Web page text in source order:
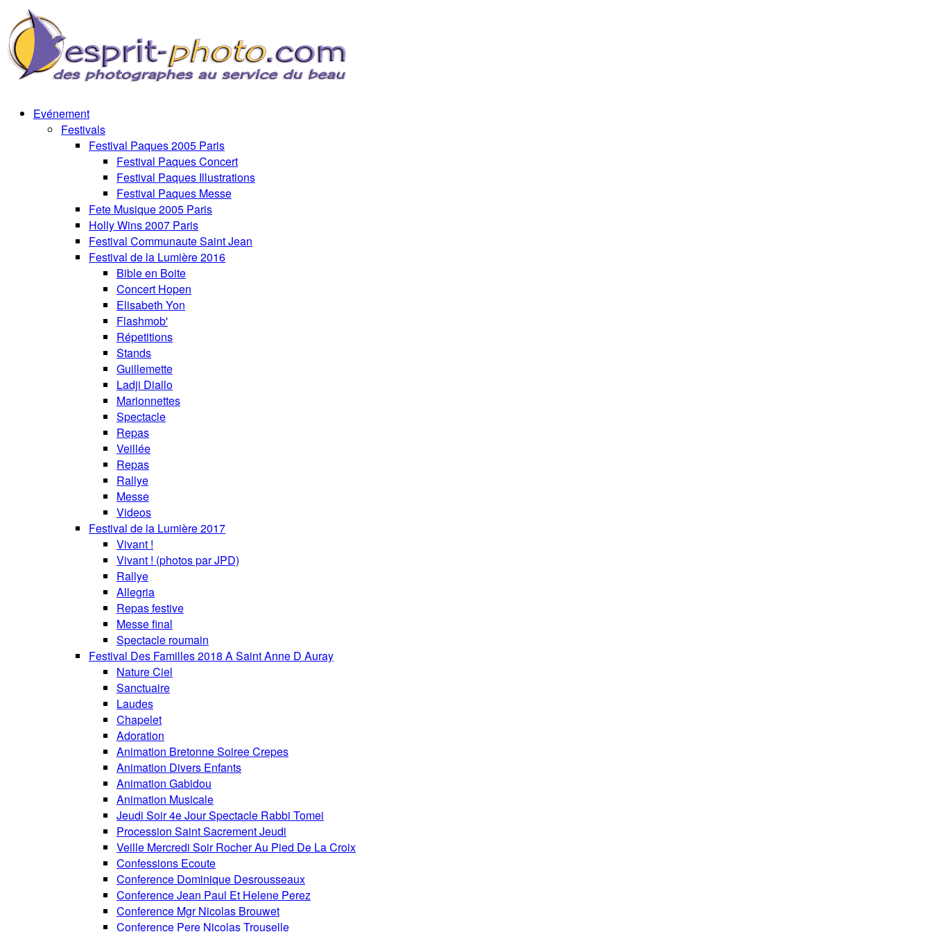
Evénement
Festivals
Festival Paques 2005 Paris
Festival Paques Concert
Festival Paques Illustrations
Festival Paques Messe
Fete Musique 2005 Paris
Holly Wins 2007 Paris
Festival Communaute Saint Jean
Festival de la Lumière 2016
Bible en Boite
Concert Hopen
Elisabeth Yon
Flashmob'
Répetitions
Stands
Guillemette
Ladji Diallo
Marionnettes
Spectacle
Repas
Veillée
Repas
Rallye
Messe
Videos
Festival de la Lumière 2017
Vivant !
Vivant ! (photos par JPD)
Rallye
Allegria
Repas festive
Messe final
Spectacle roumain
Festival Des Familles 2018 A Saint Anne D Auray
Nature Ciel
Sanctuaire
Laudes
Chapelet
Adoration
Animation Bretonne Soiree Crepes
Animation Divers Enfants
Animation Gabidou
Animation Musicale
Jeudi Soir 4e Jour Spectacle Rabbi Tomei
Procession Saint Sacrement Jeudi
Veille Mercredi Soir Rocher Au Pied De La Croix
Confessions Ecoute
Conference Dominique Desrousseaux
Conference Jean Paul Et Helene Perez
Conference Mgr Nicolas Brouwet
Conference Pere Nicolas Trouselle